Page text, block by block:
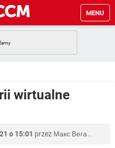
MENU
NETFLIX
WHATSAPP
FACEBOOK
TIKTOK
wirtualne
o 15:01 przez Макс Вега .